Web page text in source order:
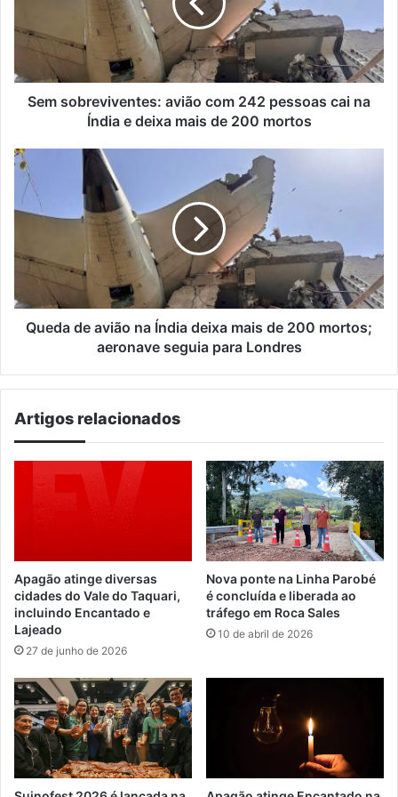
Índia
de
200
mortos
Sem sobreviventes: avião com 242 pessoas cai na
Índia e deixa mais de 200 mortos
Queda
de
avião
na
200
mortos;
Queda de avião na Índia deixa mais de 200 mortos;
aeronave seguia para Londres
Artigos relacionados
Apagão atinge diversas
cidades do Vale do Taquari,
incluindo Encantado e
Lajeado
27 de junho de 2026
Nova ponte na Linha Parobé
é concluída e liberada ao
tráfego em Roca Sales
10 de abril de 2026